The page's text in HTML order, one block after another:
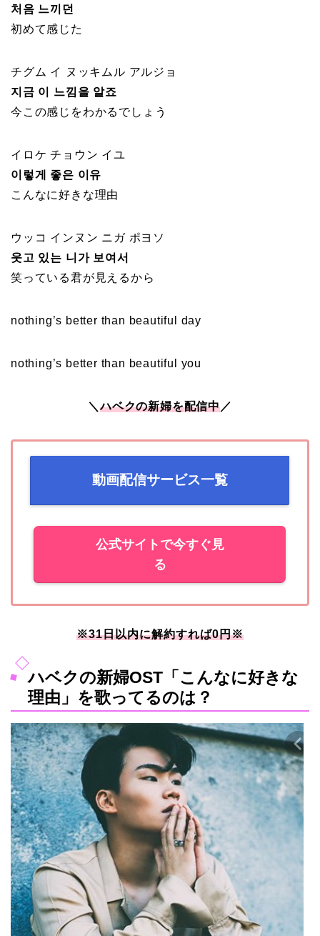
처음 느끼던
初めて感じた
チグム イ ヌッキムル アルジョ
지금 이 느낌을 알죠
今この感じをわかるでしょう
イロケ チョウン イユ
이렇게 좋은 이유
こんなに好きな理由
ウッコ インヌン ニガ ポヨソ
웃고 있는 니가 보여서
笑っている君が見えるから
nothing’s better than beautiful day
nothing’s better than beautiful you
＼ハベクの新婦を配信中／
動画配信サービス一覧
公式サイトで今すぐ見
る
※31日以内に解約すれば0円※
ハベクの新婦OST「こんなに好きな
理由」を歌ってるのは？